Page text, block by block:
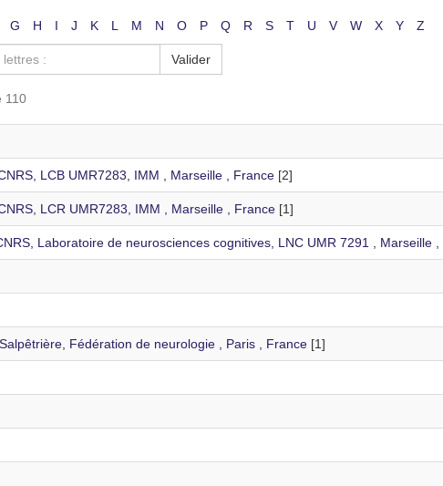
G H I J K L M N O P Q R S T U V W X Y Z
Valider
110
LCB UMR7283, IMM , Marseille , France[2]
LCR UMR7283, IMM , Marseille , France[1]
Laboratoire de neurosciences cognitives, LNC UMR 7291 , Marseille ,
Fédération de neurologie , Paris , France[1]